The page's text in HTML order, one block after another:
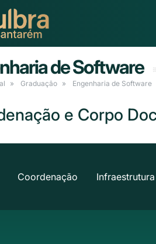
de Software
Graduação Engenharia de Software
e Corpo
Coordenação Infraestrutura